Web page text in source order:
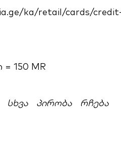
ka/retail/cards/
150 MR
სხვა პირობა რჩება